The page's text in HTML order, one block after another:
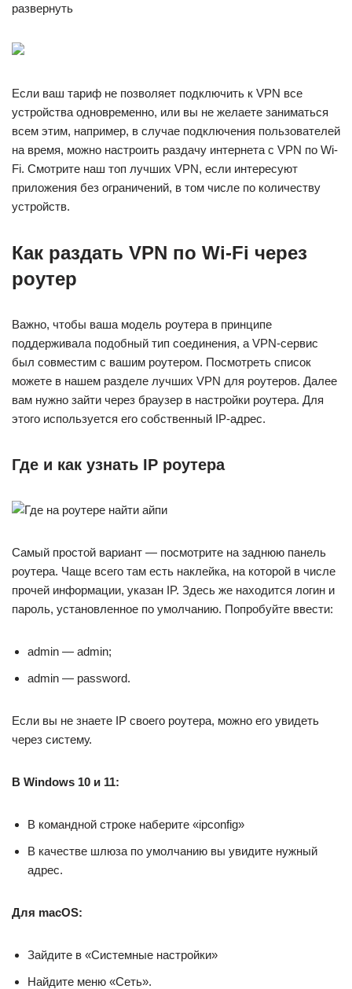
развернуть
Если ваш тариф не позволяет подключить к VPN все
устройства одновременно, или вы не желаете заниматься
всем этим, например, в случае подключения пользователей
на время, можно настроить раздачу интернета с VPN по Wi-
Fi. Смотрите наш топ лучших VPN, если интересуют
приложения без ограничений, в том числе по количеству
устройств.
Как раздать VPN по Wi-Fi через
роутер
Важно, чтобы ваша модель роутера в принципе
поддерживала подобный тип соединения, а VPN-сервис
был совместим с вашим роутером. Посмотреть список
можете в нашем разделе лучших VPN для роутеров. Далее
вам нужно зайти через браузер в настройки роутера. Для
этого используется его собственный IP-адрес.
Где и как узнать IP роутера
Самый простой вариант — посмотрите на заднюю панель
роутера. Чаще всего там есть наклейка, на которой в числе
прочей информации, указан IP. Здесь же находится логин и
пароль, установленное по умолчанию. Попробуйте ввести:
admin — admin;
admin — password.
Если вы не знаете IP своего роутера, можно его увидеть
через систему.
В Windows 10 и 11:
В командной строке наберите «ipconfig»
В качестве шлюза по умолчанию вы увидите нужный
адрес.
Для macOS:
Зайдите в «Системные настройки»
Найдите меню «Сеть».